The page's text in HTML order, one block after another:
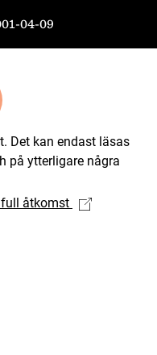
04-09
Det kan endast läsas
på ytterligare några
åtkomst